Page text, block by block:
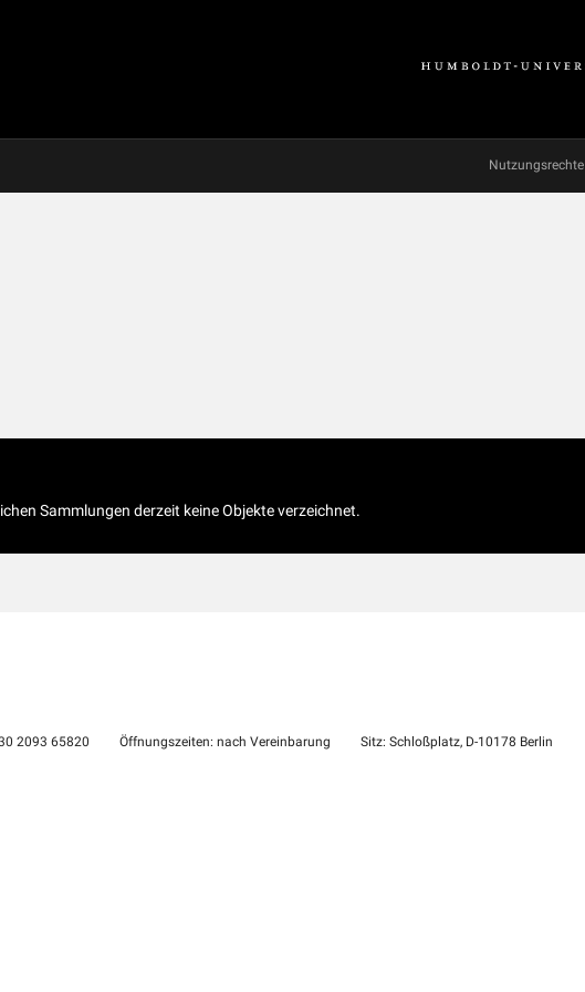
Nutzungsrechte
Sammlungen derzeit keine Objekte verzeichnet.
2093 65820 Öffnungszeiten: nach Vereinbarung Sitz: Schloßplatz, D-10178 Berlin